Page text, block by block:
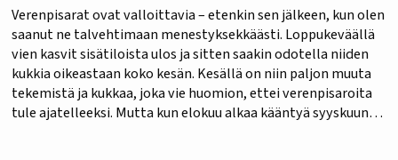
Verenpisarat ovat valloittavia – etenkin sen jälkeen, kun olen
saanut ne talvehtimaan menestyksekkäästi. Loppukeväällä
vien kasvit sisätiloista ulos ja sitten saakin odotella niiden
kukkia oikeastaan koko kesän. Kesällä on niin paljon muuta
tekemistä ja kukkaa, joka vie huomion, ettei verenpisaroita
tule ajatelleeksi. Mutta kun elokuu alkaa kääntyä syyskuun